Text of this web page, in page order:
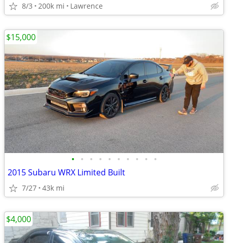
8/3 200k mi Lawrence
• • • • • • • • • •
2015 Subaru WRX Limited Built
7/27 43k mi
$15,000
$4,000